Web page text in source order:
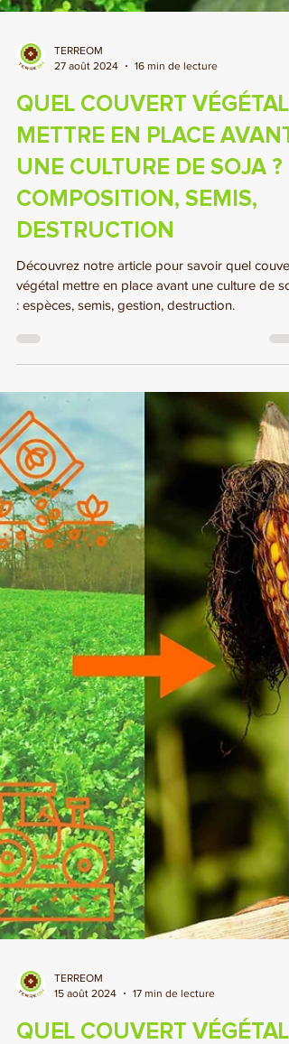
TERREOM
27 août 2024
16 min de lecture
QUEL COUVERT VÉGÉTAL
METTRE EN PLACE AVANT
UNE CULTURE DE SOJA ? -
DESTRUCTION
Découvrez notre article pour savoir quel
végétal mettre en place avant une culture de